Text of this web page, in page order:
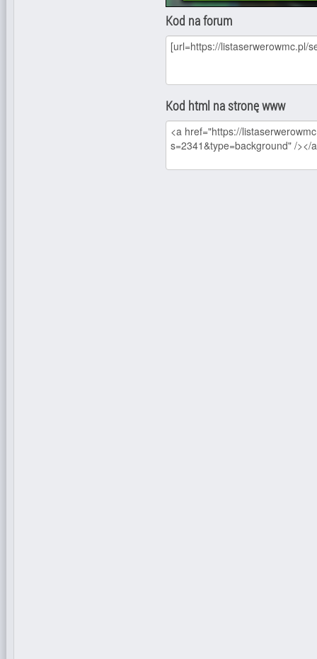
Kod na forum
Kod html na stronę www